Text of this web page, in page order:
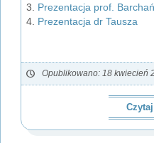
3. Prezentacja prof.
4. Prezentacja dr Tausza
Opublikowano: 18 kwiecień